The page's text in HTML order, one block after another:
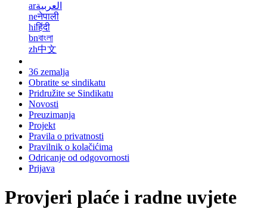
arالعربية
neनेपाली
hiहिंदी
bnবাংলা
zh中文
36 zemalja
Obratite se sindikatu
Pridružite se Sindikatu
Novosti
Preuzimanja
Projekt
Pravila o privatnosti
Pravilnik o kolačićima
Odricanje od odgovornosti
Prijava
Provjeri plaće i radne uvjete